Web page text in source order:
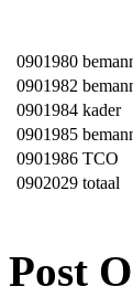
0901980
0901982
0901984 kader
0901985
0901986 TCO
0902029 totaal
Post